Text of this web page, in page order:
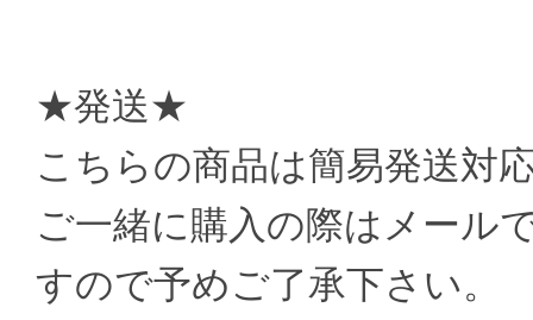
★発送★
こちらの商品は簡易発送対
ご一緒に購入の際はメール
すので予めご了承下さい。